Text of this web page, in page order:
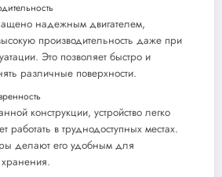
надежным двигателем,
производительность даже при
Это позволяет быстро и
различные поверхности.
конструкции, устройство легко
работать в труднодоступных местах.
делают его удобным для
хранения.